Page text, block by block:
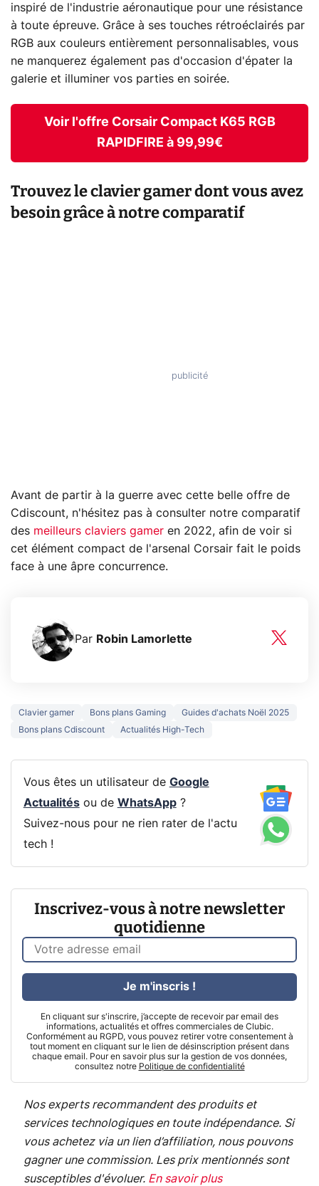
inspiré de l'industrie aéronautique pour une résistance
à toute épreuve. Grâce à ses touches rétroéclairés par
RGB aux couleurs entièrement personnalisables, vous
ne manquerez également pas d'occasion d'épater la
galerie et illuminer vos parties en soirée.
Voir l'offre Corsair Compact K65 RGB
RAPIDFIRE à 99,99€
Trouvez le clavier gamer dont vous avez
besoin grâce à notre comparatif
Avant de partir à la guerre avec cette belle offre de
Cdiscount, n'hésitez pas à consulter notre comparatif
des meilleurs claviers gamer en 2022, afin de voir si
cet élément compact de l'arsenal Corsair fait le poids
face à une âpre concurrence.
Par Robin Lamorlette
Clavier gamer Bons plans Gaming
Guides d'achats Noël 2025
Bons plans Cdiscount
Actualités High-Tech
Vous êtes un utilisateur de Google
Actualitésou de WhatsApp?
Suivez-nous pour ne rien rater de l'actu
tech !
Inscrivez-vous à notre newsletter
quotidienne
En cliquant sur s'inscrire, j’accepte de recevoir par email des
informations, actualités et offres commerciales de Clubic.
Conformément au RGPD, vous pouvez retirer votre consentement à
tout moment en cliquant sur le lien de désinscription présent dans
chaque email. Pour en savoir plus sur la gestion de vos données,
consultez notre Politique de confidentialité
Je m'inscris !
Nos experts recommandent des produits et
services technologiques en toute indépendance. Si
vous achetez via un lien d’affiliation, nous pouvons
gagner une commission. Les prix mentionnés sont
susceptibles d'évoluer. En savoir plus